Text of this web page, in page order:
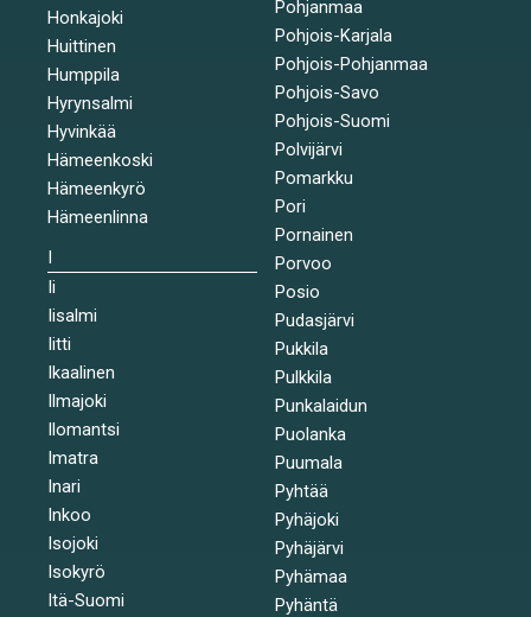
Honkajoki
Huittinen
Humppila
Hyrynsalmi
Hyvinkää
Hämeenkoski
Hämeenkyrö
Hämeenlinna
I
Ii
Iisalmi
Iitti
Ikaalinen
Ilmajoki
Ilomantsi
Imatra
Inari
Inkoo
Isojoki
Isokyrö
Itä-Suomi
Pohjanmaa
Pohjois-Karjala
Pohjois-Pohjanmaa
Pohjois-Savo
Pohjois-Suomi
Polvijärvi
Pomarkku
Pori
Pornainen
Porvoo
Posio
Pudasjärvi
Pukkila
Pulkkila
Punkalaidun
Puolanka
Puumala
Pyhtää
Pyhäjoki
Pyhäjärvi
Pyhämaa
Pyhäntä